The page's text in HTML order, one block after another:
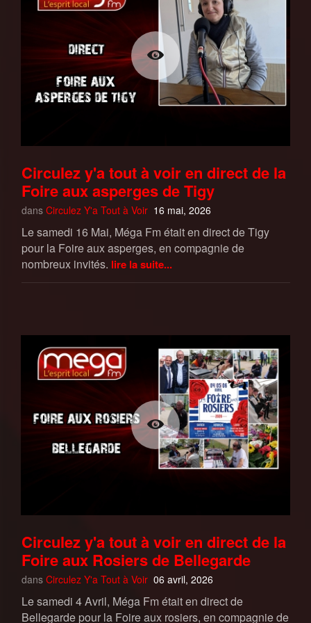
Circulez y'a tout à voir en direct de la
Foire aux asperges de Tigy
dans Circulez Y'a Tout à Voir 16 mai, 2026
Le samedi 16 Mai, Méga Fm était en direct de Tigy
pour la Foire aux asperges, en compagnie de
nombreux invités. lire la suite...
Circulez y'a tout à voir en direct de la
Foire aux Rosiers de Bellegarde
dans Circulez Y'a Tout à Voir 06 avril, 2026
Le samedi 4 Avril, Méga Fm était en direct de
Bellegarde pour la Foire aux rosiers, en compagnie de